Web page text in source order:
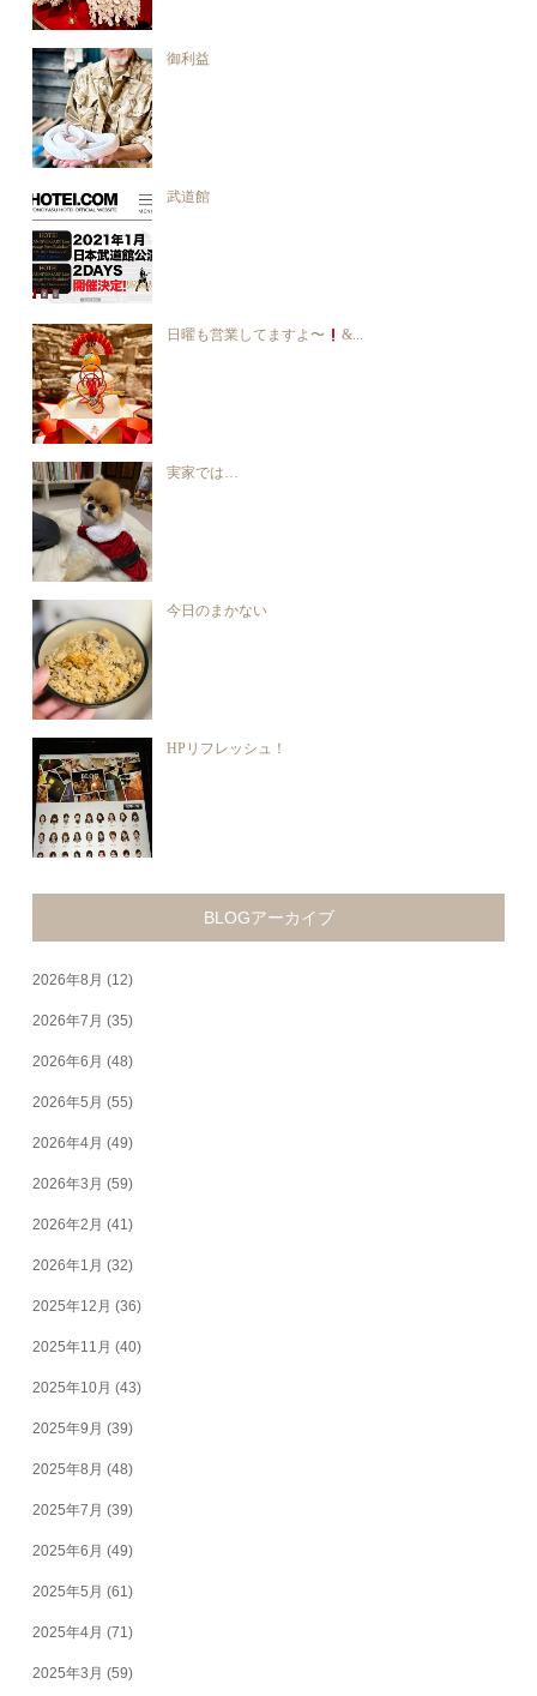
御利益
武道館
日曜も営業してますよ〜 &...
実家では…
今日のまかない
HPリフレッシュ！
BLOGアーカイブ
2026年8月 (12)
2026年7月 (35)
2026年6月 (48)
2026年5月 (55)
2026年4月 (49)
2026年3月 (59)
2026年2月 (41)
2026年1月 (32)
2025年12月 (36)
2025年11月 (40)
2025年10月 (43)
2025年9月 (39)
2025年8月 (48)
2025年7月 (39)
2025年6月 (49)
2025年5月 (61)
2025年4月 (71)
2025年3月 (59)